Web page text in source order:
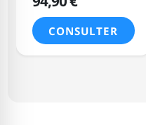
CONSULTER